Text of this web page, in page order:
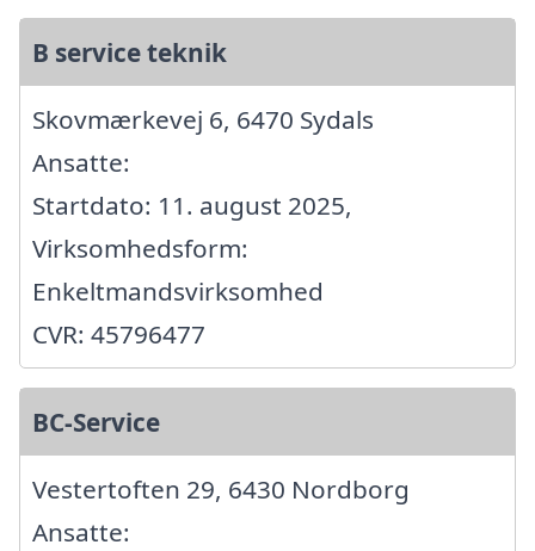
B service teknik
Skovmærkevej 6, 6470 Sydals
Ansatte:
Startdato: 11. august 2025,
Virksomhedsform:
Enkeltmandsvirksomhed
CVR: 45796477
BC-Service
Vestertoften 29, 6430 Nordborg
Ansatte: